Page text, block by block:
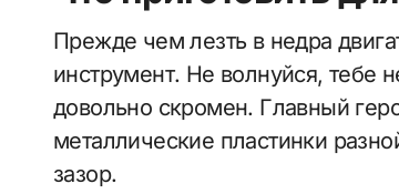
Прежде чем лезть в недра
инструмент. Не волнуйся, тебе
довольно скромен. Главный
металлические пластинки
зазор.